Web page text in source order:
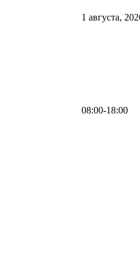
1 августа,
08:00-18:00